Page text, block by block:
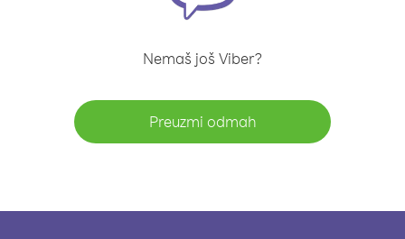
Nemaš još Viber?
Preuzmi odmah